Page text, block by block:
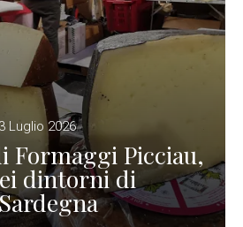
Luglio 2026
Formaggi Picciau,
dintorni di